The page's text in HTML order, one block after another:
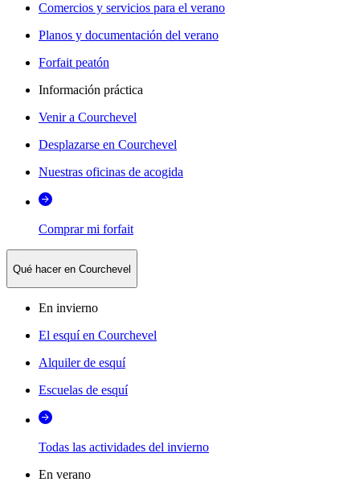
Comercios y servicios para el verano
Planos y documentación del verano
Forfait peatón
Información práctica
Venir a Courchevel
Desplazarse en Courchevel
Nuestras oficinas de acogida
Comprar mi forfait
Qué hacer en Courchevel
En invierno
El esquí en Courchevel
Alquiler de esquí
Escuelas de esquí
Todas las actividades del invierno
En verano